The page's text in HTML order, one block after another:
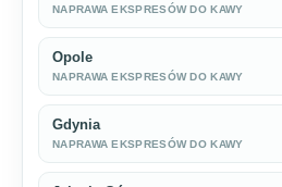
NAPRAWA EKSPRESÓW DO KAWY
Opole
NAPRAWA EKSPRESÓW DO KAWY
Gdynia
NAPRAWA EKSPRESÓW DO KAWY